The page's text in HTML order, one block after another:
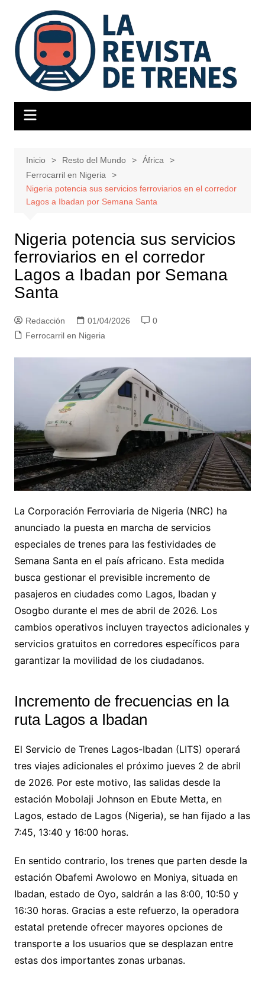
contenido
Inicio Resto del Mundo
África
Ferrocarril en Nigeria
Nigeria potencia sus servicios ferroviarios en el corredor
Lagos a Ibadan por Semana Santa
Nigeria potencia sus servicios
ferroviarios en el corredor
Lagos a Ibadan por Semana
Santa
Redacción 01/04/2026
0
Ferrocarril en Nigeria
La Corporación Ferroviaria de Nigeria (NRC) ha
anunciado la puesta en marcha de servicios
especiales de trenes para las festividades de
Semana Santa en el país africano. Esta medida
busca gestionar el previsible incremento de
pasajeros en ciudades como Lagos, Ibadan y
Osogbo durante el mes de abril de 2026. Los
cambios operativos incluyen trayectos adicionales y
servicios gratuitos en corredores específicos para
garantizar la movilidad de los ciudadanos.
Incremento de frecuencias en la
ruta Lagos a Ibadan
El Servicio de Trenes Lagos-Ibadan (LITS) operará
tres viajes adicionales el próximo jueves 2 de abril
de 2026. Por este motivo, las salidas desde la
estación Mobolaji Johnson en Ebute Metta, en
Lagos, estado de Lagos (Nigeria), se han fijado a las
7:45, 13:40 y 16:00 horas.
En sentido contrario, los trenes que parten desde la
estación Obafemi Awolowo en Moniya, situada en
Ibadan, estado de Oyo, saldrán a las 8:00, 10:50 y
16:30 horas. Gracias a este refuerzo, la operadora
estatal pretende ofrecer mayores opciones de
transporte a los usuarios que se desplazan entre
estas dos importantes zonas urbanas.